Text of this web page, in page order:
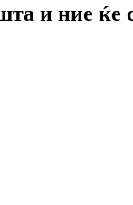
и ние ќе